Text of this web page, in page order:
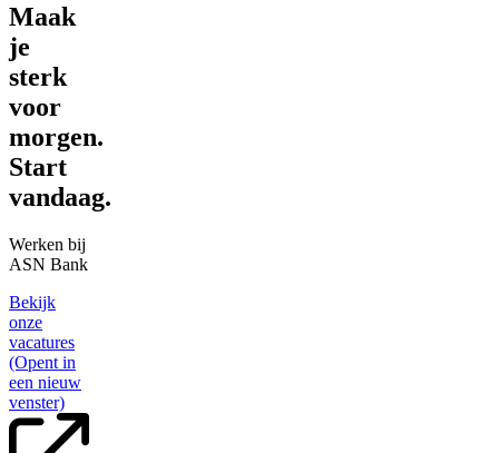
Maak
je
sterk
voor
morgen.
Start
vandaag.
Werken bij
ASN Bank
Bekijk
onze
vacatures
(Opent in
een nieuw
venster)